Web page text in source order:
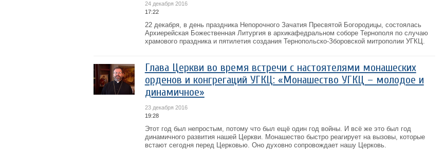
24 декабря 2016
17:22
22 декабря, в день праздника Непорочного Зачатия Пресвятой Богородицы, состоялась
Архиерейская Божественная Литургия в архикафедральном соборе Тернополя по случаю
храмового праздника и пятилетия создания Тернопольско-Зборовской митрополии УГКЦ.
Глава Церкви во время встречи с настоятелями монашеских
орденов и конгрегаций УГКЦ: «Монашество УГКЦ – молодое и
динамичное»
23 декабря 2016
19:28
Этот год был непростым, потому что был ещё один год войны. И всё же это был год
динамичного развития нашей Церкви. Монашество быстро реагирует на вызовы, которые
встают сегодня перед Церковью. Оно духовно сопровождает нашу Церковь.